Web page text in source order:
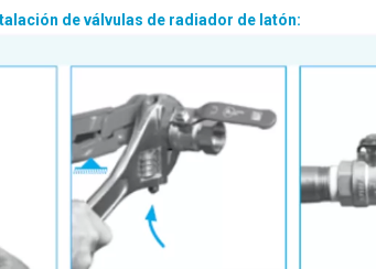
de válvulas de radiador de latón: